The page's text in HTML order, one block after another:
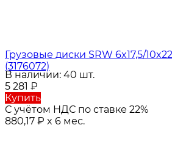
Грузовые диски SRW 6x17,5/
(3176072)
В наличии: 40 шт.
5 281 ₽
Купить
С учётом НДС по ставке 22%
880,17 ₽ x 6 мес.